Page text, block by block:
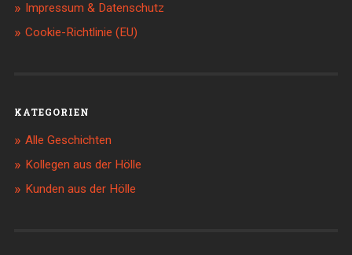
Impressum & Datenschutz
Cookie-Richtlinie (EU)
KATEGORIEN
Alle Geschichten
Kollegen aus der Hölle
Kunden aus der Hölle